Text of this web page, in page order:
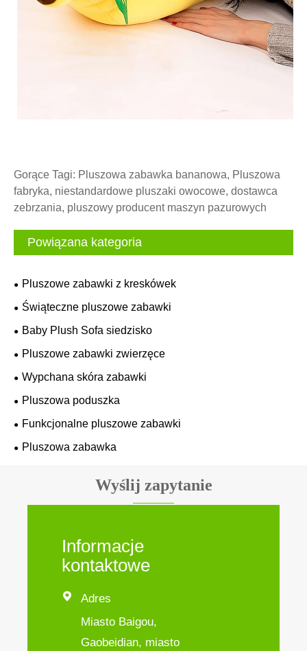
Gorące Tagi: Pluszowa zabawka bananowa, Pluszowa
fabryka, niestandardowe pluszaki owocowe, dostawca
zebrzania, pluszowy producent maszyn pazurowych
Powiązana kategoria
Pluszowe zabawki z kreskówek
Świąteczne pluszowe zabawki
Baby Plush Sofa siedzisko
Pluszowe zabawki zwierzęce
Wypchana skóra zabawki
Pluszowa poduszka
Funkcjonalne pluszowe zabawki
Pluszowa zabawka
Wyślij zapytanie
Informacje
kontaktowe

Adres
Miasto Baigou,
Gaobeidian, miasto